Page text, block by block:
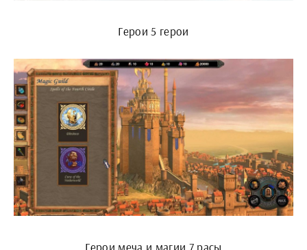
Герои 5 герои
Герои меча и магии 7 расы